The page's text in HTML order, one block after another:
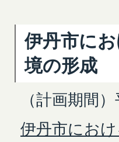
伊丹市に
境の形成
（計画期間
伊丹市にお